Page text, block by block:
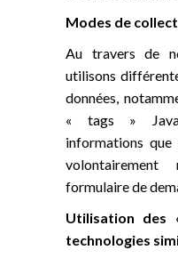
Modes de
Au travers de
utilisons
données,
« tags »
informations que
formulaire de
Utilisation des
technologies